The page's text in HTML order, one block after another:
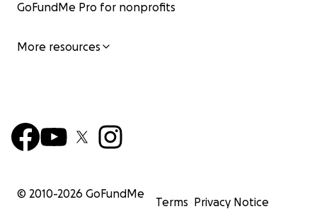
GoFundMe Pro for nonprofits
More resources
© 2010-2026 GoFundMe
Terms Privacy Notice